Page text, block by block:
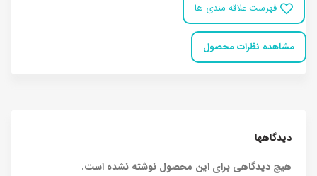
فهرست علاقه مندی ها
مشاهده نظرات محصول
دیدگاهها
هیچ دیدگاهی برای این محصول نوشته نشده است.